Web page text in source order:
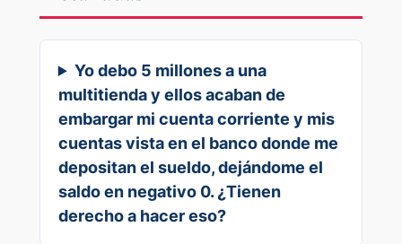
Yo debo 5 millones a una
multitienda y ellos acaban de
embargar mi cuenta corriente y mis
cuentas vista en el banco donde me
depositan el sueldo, dejándome el
saldo en negativo 0. ¿Tienen
derecho a hacer eso?